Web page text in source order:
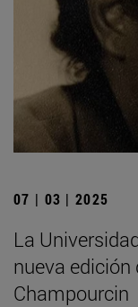
07 | 03 | 2025
La
nueva edición
Champourcin